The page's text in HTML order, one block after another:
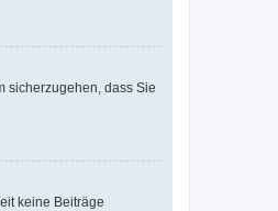
sicherzugehen, dass Sie
keine Beiträge